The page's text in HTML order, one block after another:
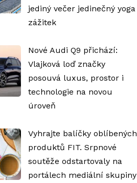
jediný večer jedinečný yoga
zážitek
Nové Audi Q9 přichází:
Vlajková loď značky
posouvá luxus, prostor i
technologie na novou
úroveň
Vyhrajte balíčky oblíbených
produktů FIT. Srpnové
soutěže odstartovaly na
portálech mediální skupiny